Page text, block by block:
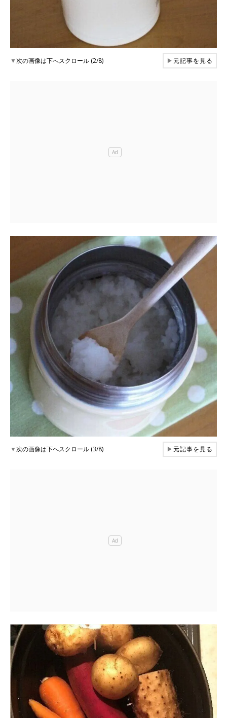
▼次の画像は下へスクロール (2/8) ▶元記事を見る
▼次の画像は下へスクロール (3/8) ▶元記事を見る